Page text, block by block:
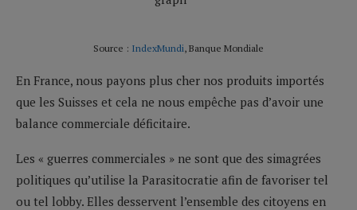
Source : IndexMundi , Banque Mondiale
En France, nous payons plus cher nos produits importés
que les Suisses et cela ne nous empêche pas d’avoir une
balance commerciale déficitaire.
Les « guerres commerciales » ne sont que des simagrées
politiques qu’utilise la Parasitocratie afin de favoriser tel
ou tel lobby. Elles desservent l’ensemble des citoyens en